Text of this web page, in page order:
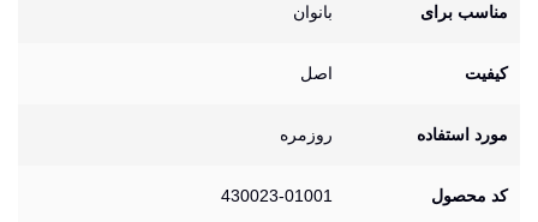
مناسب برای بانوان
کیفیت اصل
مورد استفاده روزمره
کد محصول 430023-01001